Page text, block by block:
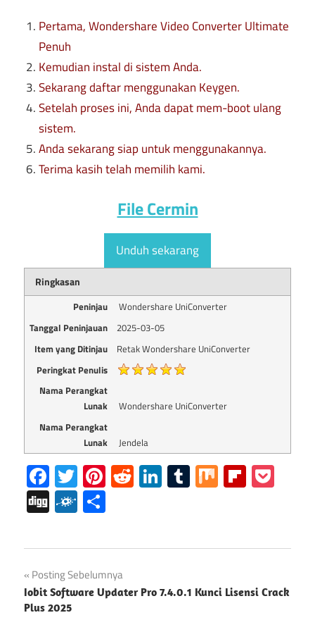
Pertama, Wondershare Video Converter Ultimate
Penuh
Kemudian instal di sistem Anda.
Sekarang daftar menggunakan Keygen.
Setelah proses ini, Anda dapat mem-boot ulang
sistem.
Anda sekarang siap untuk menggunakannya.
Terima kasih telah memilih kami.
File Cermin
Unduh sekarang
Ringkasan
Peninjau
Wondershare UniConverter
Tanggal Peninjauan
2025-03-05
Item yang Ditinjau
Retak Wondershare UniConverter
Peringkat Penulis
Nama Perangkat
Lunak
Wondershare UniConverter
Nama Perangkat
Lunak
Jendela
Facebook
Twitter
Pinterest
RedditLinkedIn
Tumblr
Mix
DiggFolkd
Wondershare
UniConverter
Navigasi
pos
Posting Sebelumnya
Iobit Software Updater Pro 7.4.0.1 Kunci Lisensi Crack
Plus 2025